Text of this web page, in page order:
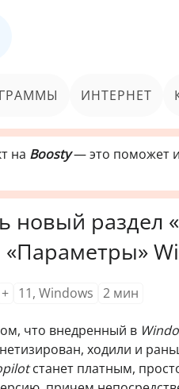
ИНТЕРНЕТ
на Boosty— это поможет
новый раздел
+ 11, Windows 2 мин
что внедренный в
ходили и
станет платным,